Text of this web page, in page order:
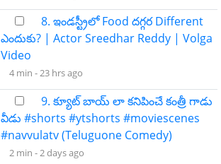
8. ఇండస్ట్రీలో Food దగ్గర Different
ఎందుకు? | Actor Sreedhar Reddy | Volga
Video
4 min -23 hrs ago
9. క్యూట్ బాయ్ లా కనిపించే కంత్రీ గాడు
వీడు #shorts #ytshorts #moviescenes
#navvulatv (Teluguone Comedy)
2 min -2 days ago